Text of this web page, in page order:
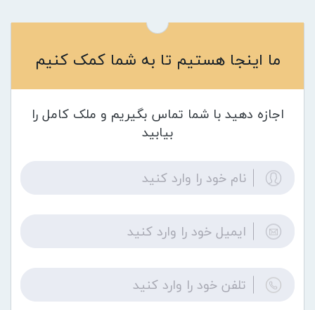
ما اینجا هستیم تا به شما کمک کنیم
اجازه دهید با شما تماس بگیریم و ملک کامل را
بیابید